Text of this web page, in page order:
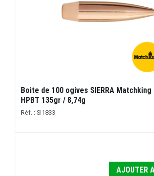
Boite de 100 ogives SIERRA Matchking
HPBT 135gr / 8,74g
Réf. : SI1833
AJOUTER